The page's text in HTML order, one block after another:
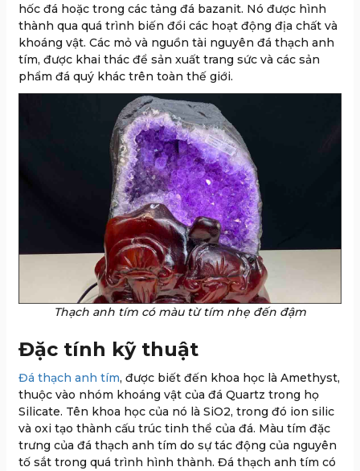
hốc đá hoặc trong các tảng đá bazanit. Nó được hình
thành qua quá trình biến đổi các hoạt động địa chất và
khoáng vật. Các mỏ và nguồn tài nguyên đá thạch anh
tím, được khai thác để sản xuất trang sức và các sản
phẩm đá quý khác trên toàn thế giới.
Thạch anh tím có màu từ tím nhẹ đến đậm
Đặc tính kỹ thuật
Đá thạch anh tím, được biết đến khoa học là Amethyst,
thuộc vào nhóm khoáng vật của đá Quartz trong họ
Silicate. Tên khoa học của nó là SiO2, trong đó ion silic
và oxi tạo thành cấu trúc tinh thể của đá. Màu tím đặc
trưng của đá thạch anh tím do sự tác động của nguyên
tố sắt trong quá trình hình thành. Đá thạch anh tím có